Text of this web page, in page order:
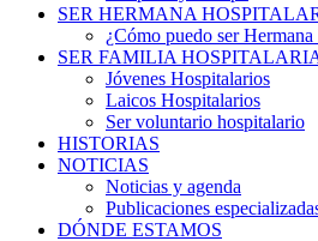
SER HERMANA
¿Cómo puedo ser
SER FAMILIA
Jóvenes Hospitalarios
Laicos Hospitalarios
Ser voluntario hospitalario
HISTORIAS
NOTICIAS
Noticias y agenda
Publicaciones
DÓNDE ESTAMOS